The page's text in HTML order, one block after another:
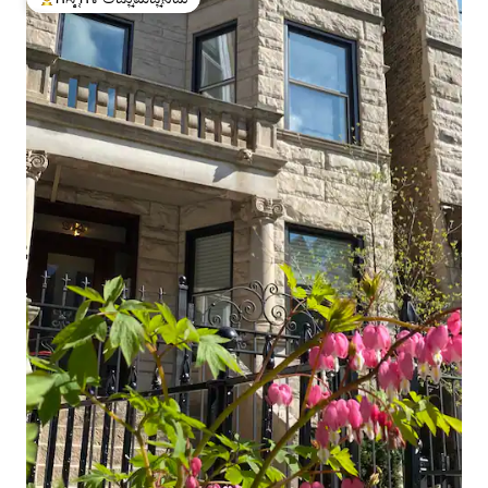
ಗೆಸ್ಟ್‌ಗಳಿಗೆ ಅತಿ ಹೆಚ್ಚು ಅಚ್ಚುಮೆಚ್ಚಿನದು